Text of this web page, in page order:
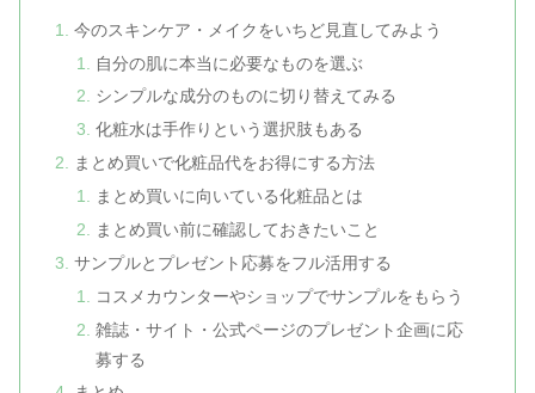
今のスキンケア・メイクをいちど見直してみよう
自分の肌に本当に必要なものを選ぶ
シンプルな成分のものに切り替えてみる
化粧水は手作りという選択肢もある
まとめ買いで化粧品代をお得にする方法
まとめ買いに向いている化粧品とは
まとめ買い前に確認しておきたいこと
サンプルとプレゼント応募をフル活用する
コスメカウンターやショップでサンプルをもらう
雑誌・サイト・公式ページのプレゼント企画に応
募する